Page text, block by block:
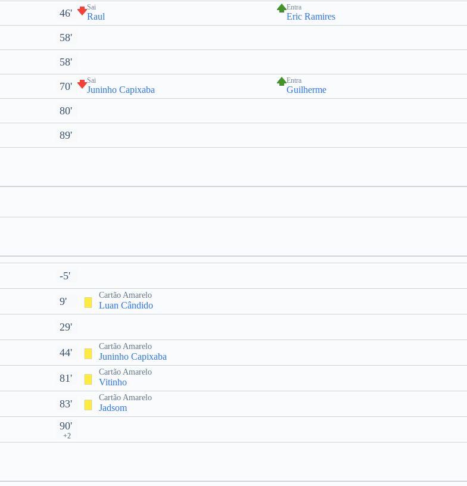
46' Sai
Raul
Entra
Eric Ramires
58'
58'
70' Sai
Juninho Capixaba
Entra
Guilherme
80'
89'
-5'
9'
Cartão Amarelo
Luan Cândido
29'
44'
Cartão Amarelo
Juninho Capixaba
81'
Cartão Amarelo
Vitinho
83'
Cartão Amarelo
Jadsom
90'
+2